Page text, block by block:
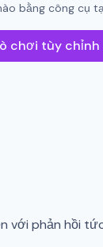
bằng công cụ
chơi tùy
với phản hồi